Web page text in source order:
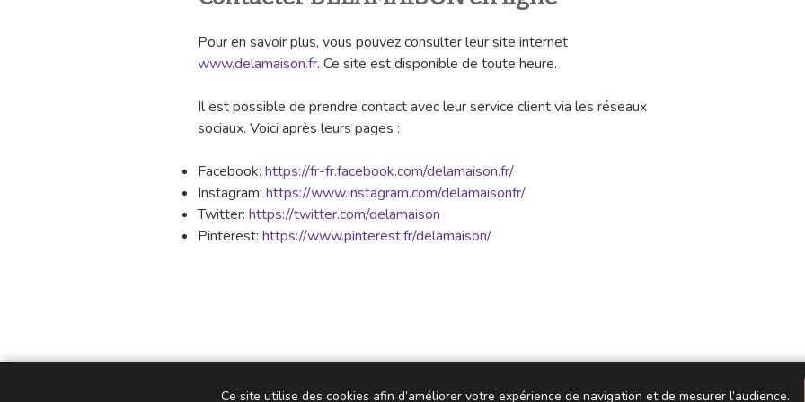
Pour en savoir plus, vous pouvez consulter leur site internet
www.delamaison.fr. Ce site est disponible de toute heure.
Il est possible de prendre contact avec leur service client via les réseaux
sociaux. Voici après leurs pages :
Facebook: https://fr-fr.facebook.com/delamaison.fr/
Instagram: https://www.instagram.com/delamaisonfr/
Twitter: https://twitter.com/delamaison
Pinterest: https://www.pinterest.fr/delamaison/
Ce site utilise des cookies afin d’améliorer votre expérience de navigation et de mesurer l’audience.